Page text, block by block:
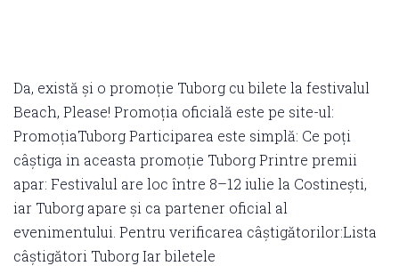
Da, există și o promoție Tuborg cu bilete la festivalul
Beach, Please! Promoția oficială este pe site-ul:
PromoțiaTuborg Participarea este simplă: Ce poți
câștiga in aceasta promoție Tuborg Printre premii
apar: Festivalul are loc între 8–12 iulie la Costinești,
iar Tuborg apare și ca partener oficial al
evenimentului. Pentru verificarea câștigătorilor:Lista
câștigători Tuborg Iar biletele